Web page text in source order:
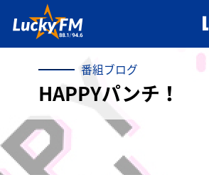
番組ブログ
HAPPYパンチ！